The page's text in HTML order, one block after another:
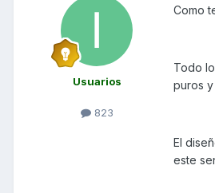
Usuarios
823
Como
Todo
puros
El
este